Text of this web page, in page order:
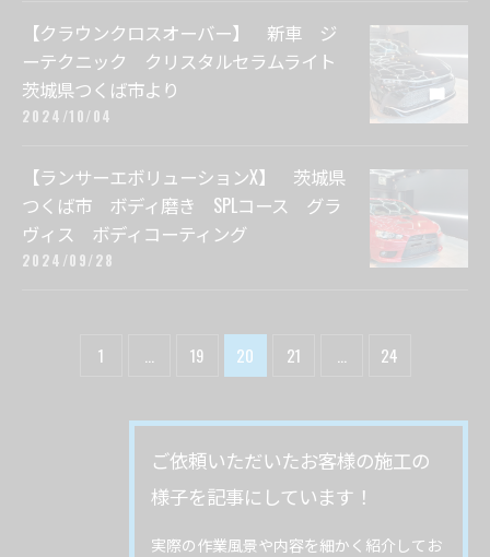
【クラウンクロスオーバー】 新車 ジ
ーテクニック クリスタルセラムライト
茨城県つくば市より
2024/10/04
【ランサーエボリューションX】 茨城県
つくば市 ボディ磨き SPLコース グラ
ヴィス ボディコーティング
2024/09/28
1 19 20 21 24
ご依頼いただいたお客様の施工の
様子を記事にしています！
実際の作業風景や内容を細かく紹介してお